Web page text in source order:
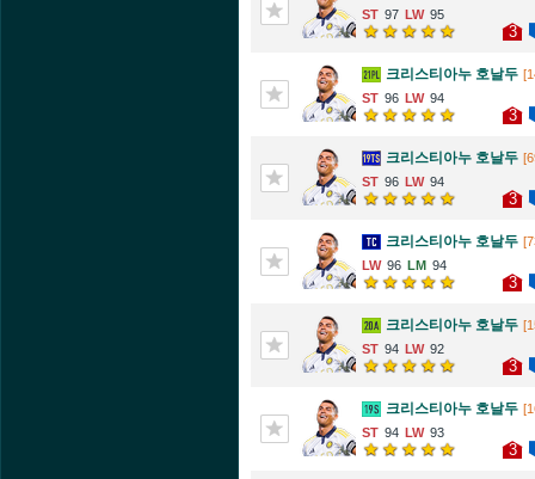
97
95
3
크리스티아누 호날두
96
94
3
크리스티아누 호날두
96
94
3
크리스티아누 호날두
96
94
3
크리스티아누 호날두
94
92
3
크리스티아누 호날두
94
93
3